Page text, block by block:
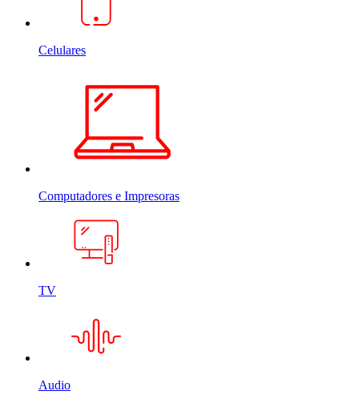
Celulares
Computadores e Impresoras
TV
Audio